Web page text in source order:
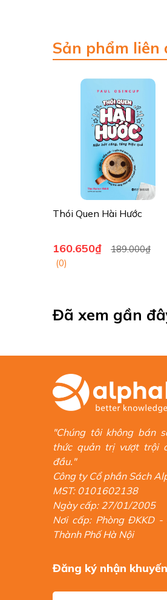
Cuốn sách Bọn rợ rình ở
phòng họp giữa các CEO
Sản phẩm liên
Thói Quen Hài Hước
160.650₫
189.000₫
(0)
Đã xem gần
"Chúng tôi không bán
thức quản trị vượt trội
đầu."
Công ty Cổ phần Sách
MST: 0101602138
Ngày cấp: 27/01/2005
Nơi cấp: Phòng ĐKKD
Thành Phố Hà Nội
Đăng ký nhận